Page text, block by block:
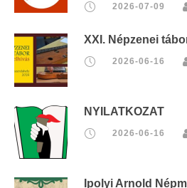
2026-07-09
XXI. Népzenei
2026-06-16
NYILATKOZAT
2026-06-16
Ipolyi Arnold